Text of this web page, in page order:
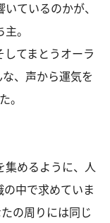
ているのかが、
。
てまとうオーラ
、声から運気を
。
集めるように、人
中で求めていま
の周りには同じ